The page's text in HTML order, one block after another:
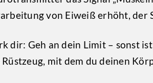
von Eiweiß erhöht, der
dir: Geh an dein Limit – sonst
Rüstzeug, mit dem du deinen